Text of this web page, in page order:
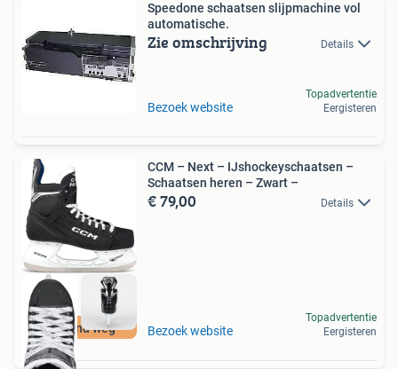
Speedone schaatsen slijpmachine vol
automatische.
Zie omschrijving Details
Bezoek website
Topadvertentie
Eergisteren
Moet nu weg
CCM – Next – IJshockeyschaatsen –
Schaatsen heren – Zwart –
€ 79,00 Details
Bezoek website
Topadvertentie
Eergisteren